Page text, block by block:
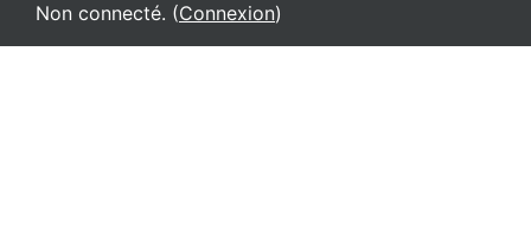
Non connecté. (Connexion)